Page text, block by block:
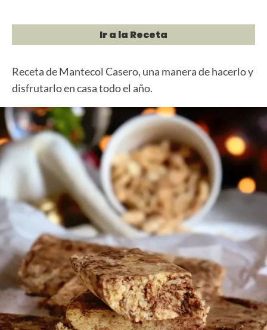
Ir a la Receta
Receta de Mantecol Casero, una manera de hacerlo y
disfrutarlo en casa todo el año.